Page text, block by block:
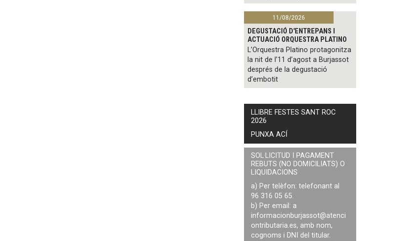
11/08/2026
DEGUSTACIÓ D'ENTREPANS I
ACTUACIÓ ORQUESTRA PLATINO
L’Orquestra Platino protagonitza
la nit de l’11 d’agost a Burjassot
després de la degustació
d’embotit
LLIBRE FESTES SANT ROC
2026
PUNXA ACÍ
SOL·LICITUD I PAGAMENT
REBUTS (NO DOMICILIATS) O
LIQUIDACIONS
a) Per telèfon: telefonant al
96 316 05 65.
b) Per email: a
informacionburjassot@atenci
ontributaria.es, amb nom,
cognoms i DNI del titular.